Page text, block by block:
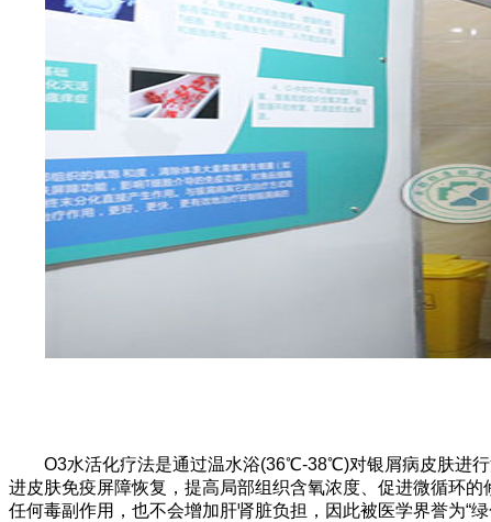
O3水活化疗法是通过温水浴(36℃-38℃)对银屑病皮肤进行
进皮肤免疫屏障恢复，提高局部组织含氧浓度、促进微循环
任何毒副作用，也不会增加肝肾脏负担，因此被医学界誉为“绿